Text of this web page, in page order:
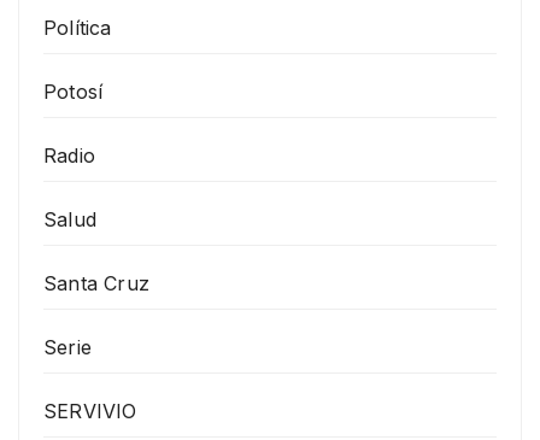
Política
Potosí
Radio
Salud
Santa Cruz
Serie
SERVIVIO